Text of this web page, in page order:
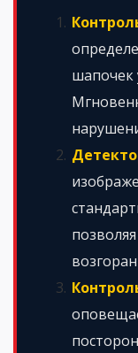
шапочек